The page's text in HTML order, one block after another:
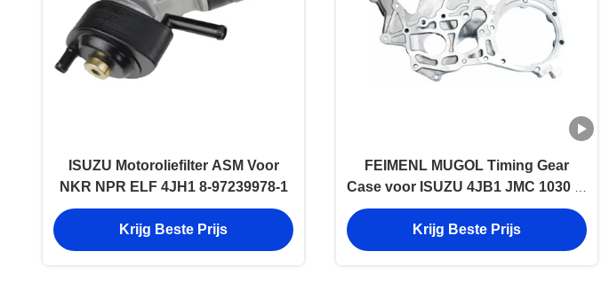
ISUZU Motoroliefilter ASM Voor
NKR NPR ELF 4JH1 8-97239978-1
Krijg Beste Prijs
FEIMENL MUGOL Timing Gear
Case voor ISUZU 4JB1 JMC 1030 8-
94155361-0 ISUZU Truck Parts
Krijg Beste Prijs